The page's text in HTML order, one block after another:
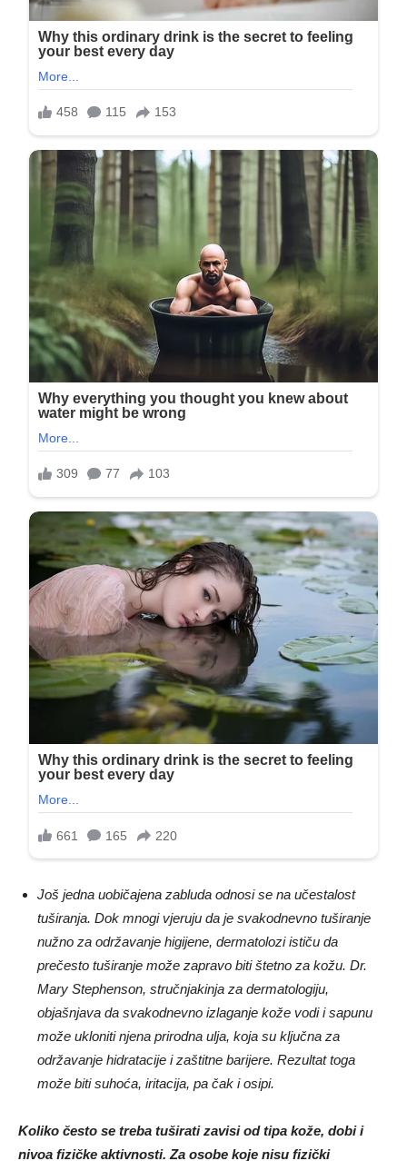
Još jedna uobičajena zabluda odnosi se na učestalost
tuširanja. Dok mnogi vjeruju da je svakodnevno tuširanje
nužno za održavanje higijene, dermatolozi ističu da
prečesto tuširanje može zapravo biti štetno za kožu. Dr.
Mary Stephenson, stručnjakinja za dermatologiju,
objašnjava da svakodnevno izlaganje kože vodi i sapunu
može ukloniti njena prirodna ulja, koja su ključna za
održavanje hidratacije i zaštitne barijere. Rezultat toga
može biti suhoća, iritacija, pa čak i osipi.
Koliko često se treba tuširati zavisi od tipa kože, dobi i
nivoa fizičke aktivnosti. Za osobe koje nisu fizički